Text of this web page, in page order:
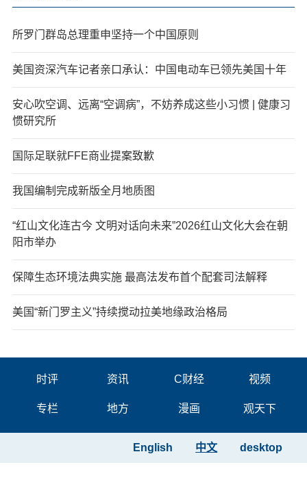
所罗门群岛总理重申坚持一个中国原则
美国资深汽车记者亲口承认：中国电动车已领先美国十年
安心吹空调、远离“空调病”，不妨养成这些小习惯 | 健康习
惯研究所
国际足联就FFE商业提案致歉
我国编制完成新版全月地质图
“红山文化连古今 文明对话向未来”2026红山文化大会在朝
阳市举办
保障生态环境法典实施 最高法发布首个配套司法解释
美国“新门罗主义”持续搅动拉美地缘政治格局
时评 资讯 C财经 视频
专栏 地方 漫画 观天下
desktop
中文
English